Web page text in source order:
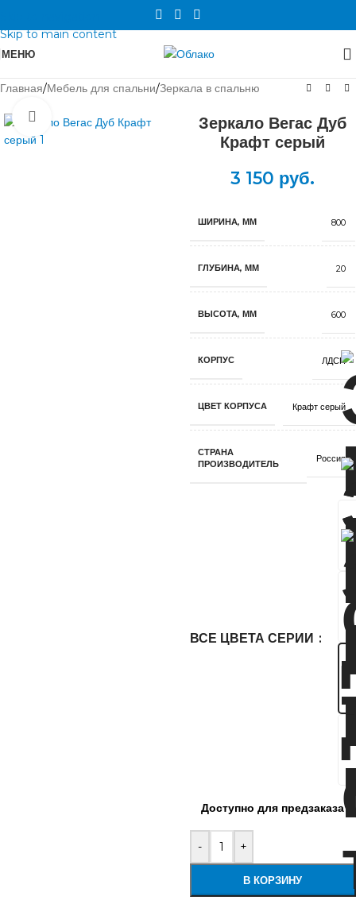
Skip to main content
МЕНЮ
Главная/Мебель для спальни/Зеркала в спальню
Нажмите, чтобы увеличить
Зеркало Вегас Дуб
Крафт серый
3 150 руб.
ШИРИНА, ММ 800
ГЛУБИНА, ММ 20
ВЫСОТА, ММ 600
КОРПУС ЛДСП
ЦВЕТ КОРПУСА Крафт серый
СТРАНА
ПРОИЗВОДИТЕЛЬ
Россия
ВСЕ ЦВЕТА СЕРИИ
Доступно для предзаказа
- +
В КОРЗИНУ